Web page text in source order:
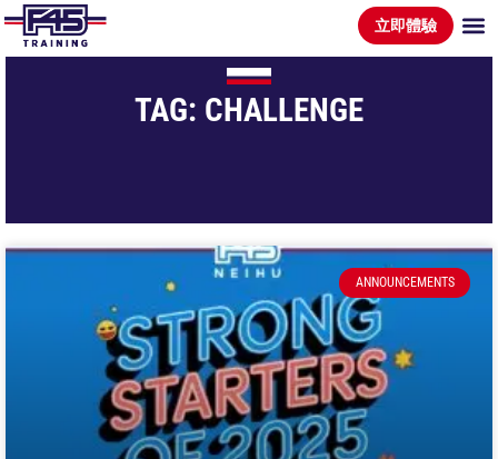
立即體驗
TAG: CHALLENGE
ANNOUNCEMENTS